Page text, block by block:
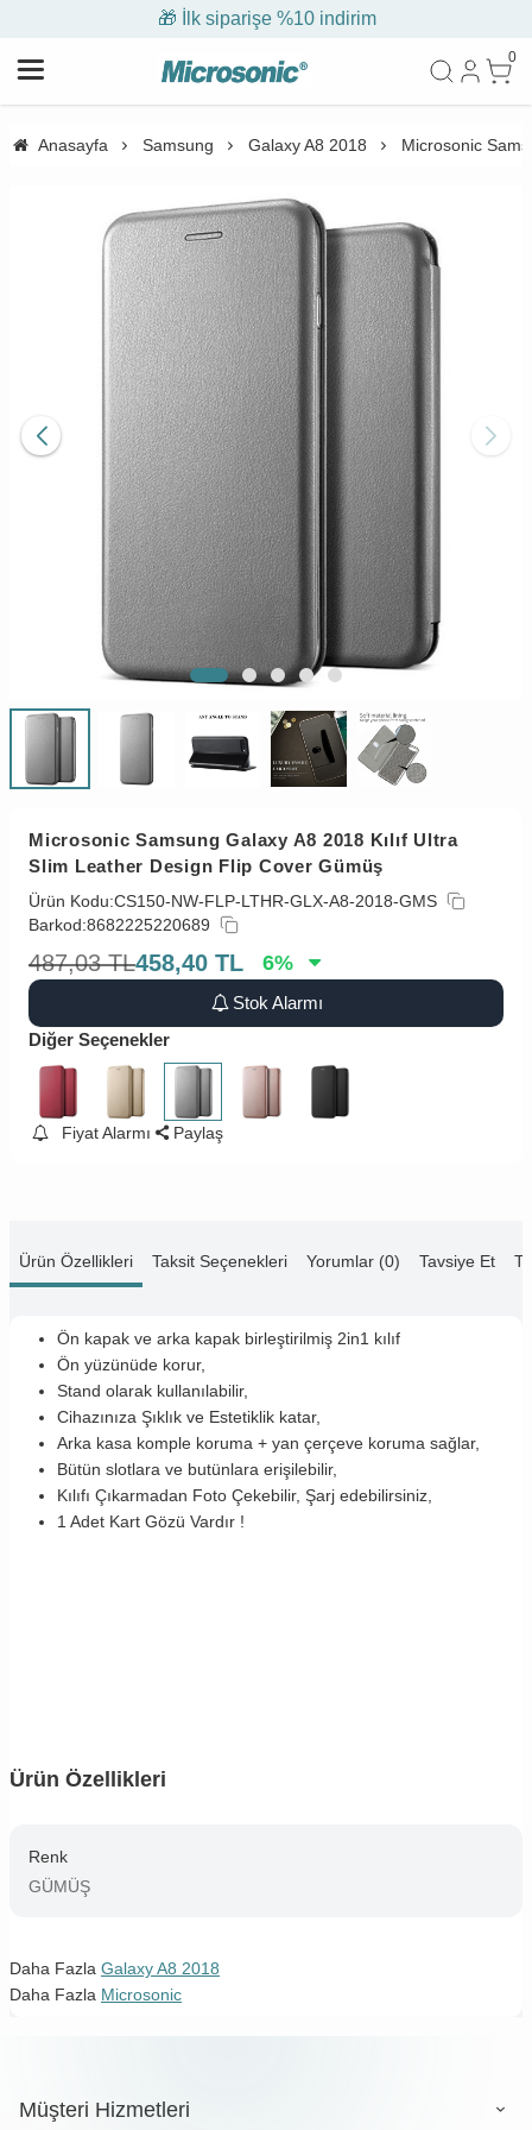
🎁 İlk siparişe %10 indirim
0
Anasayfa Samsung Galaxy A8 2018 Microsonic
Microsonic Samsung Galaxy A8 2018 Kılıf Ultra
Slim Leather Design Flip Cover Gümüş
Ürün Kodu:CS150-NW-FLP-LTHR-GLX-A8-2018-GMS
Barkod:8682225220689
487,03 TL458,40 TL 6%
Stok Alarmı
Diğer Seçenekler
Fiyat Alarmı Paylaş
Ürün Özellikleri Taksit Seçenekleri Yorumlar (0) Tavsiye Et
Ön kapak ve arka kapak birleştirilmiş 2in1 kılıf
Ön yüzünüde korur,
Stand olarak kullanılabilir,
Cihazınıza Şıklık ve Estetiklik katar,
Arka kasa komple koruma + yan çerçeve koruma sağlar,
Bütün slotlara ve butünlara erişilebilir,
Kılıfı Çıkarmadan Foto Çekebilir, Şarj edebilirsiniz,
1 Adet Kart Gözü Vardır !
Ürün Özellikleri
Renk
GÜMÜŞ
Daha Fazla Galaxy A8 2018
Daha Fazla Microsonic
Müşteri Hizmetleri